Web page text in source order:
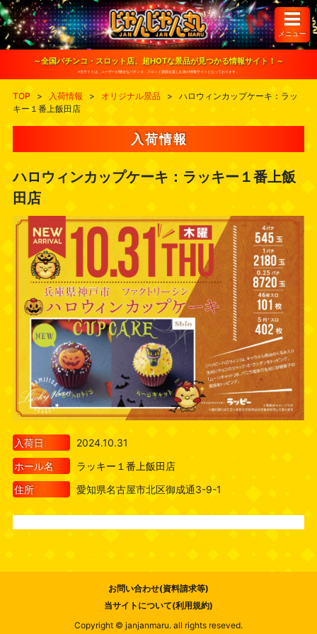
S
k
i
o
メニュー
～全国パチンコ・スロット店、超HOTな景品が見つかる情報サイト！～
※当サイトは、ユーザーが健全なパチンコ・スロット遊戯を楽しむ為の情報サイトとなっております。
TOP > 入荷情報 > オリジナル景品 >
ハロウィンカップケーキ：ラッ
キー１番上飯田店
入荷情報
ハロウィンカップケーキ：ラッキー１番上飯
田店
入荷日
2024.10.31
ホール名
ラッキー１番上飯田店
住所
愛知県名古屋市北区御成通3-9-1
お問い合わせ(資料請求等)
当サイトについて(利用規約)
Copyright © janjanmaru. all rights reseved.